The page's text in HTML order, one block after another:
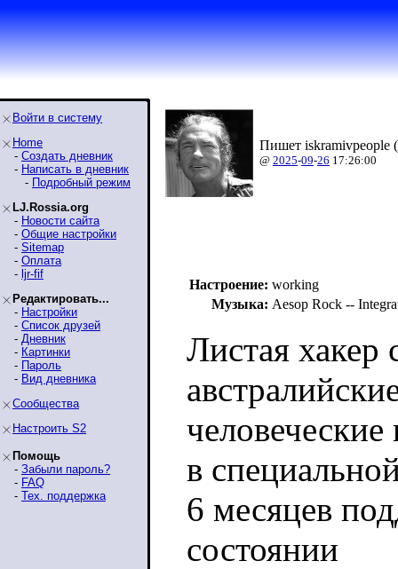
Войти в систему
Home
- Создать дневник
- Написать в дневник
- Подробный режим
LJ.Rossia.org
- Новости сайта
- Общие настройки
- Sitemap
- Оплата
- ljr-fif
Редактировать...
- Настройки
- Список друзей
- Дневник
- Картинки
- Пароль
- Вид дневника
Сообщества
Настроить S2
Помощь
- Забыли пароль?
- FAQ
- Тех. поддержка
Пишет iskramivpeople (
@ 2025-09-26 17:26:00
Настроение: working
Музыка: Aesop Rock --
Листая хакер
человеческие
в
6 месяцев
состоянии